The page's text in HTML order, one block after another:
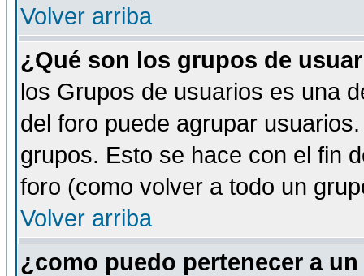
Volver arriba
¿Qué son los grupos de
los Grupos de usuarios es una
del foro puede agrupar
grupos. Esto se hace con el fin
foro (como volver a todo un
Volver arriba
¿como puedo pertenecer a